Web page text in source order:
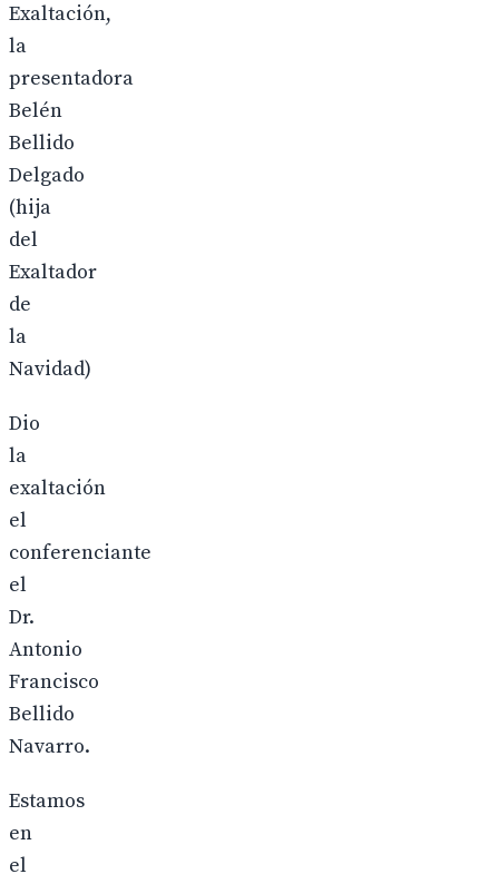
Exaltación,
la
presentadora
Belén
Bellido
Delgado
(hija
del
Exaltador
de
la
Navidad)
Dio
la
exaltación
el
conferenciante
el
Dr.
Antonio
Francisco
Bellido
Navarro.
Estamos
en
el